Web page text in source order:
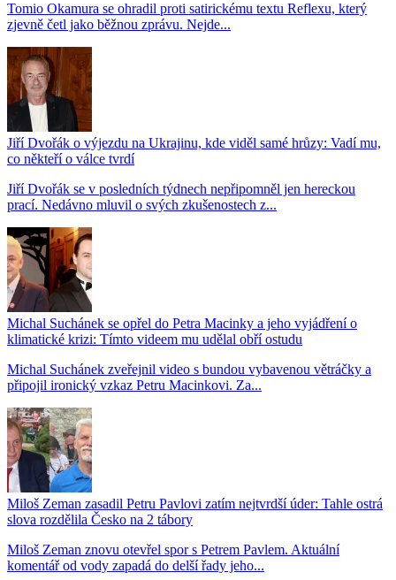
Tomio Okamura se ohradil proti satirickému textu Reflexu, který
zjevně četl jako běžnou zprávu. Nejde...
Jiří Dvořák o výjezdu na Ukrajinu, kde viděl samé hrůzy: Vadí mu,
co někteří o válce tvrdí
Jiří Dvořák se v posledních týdnech nepřipomněl jen hereckou
prací. Nedávno mluvil o svých zkušenostech z...
Michal Suchánek se opřel do Petra Macinky a jeho vyjádření o
klimatické krizi: Tímto videem mu udělal obří ostudu
Michal Suchánek zveřejnil video s bundou vybavenou větráčky a
připojil ironický vzkaz Petru Macinkovi. Za...
Miloš Zeman zasadil Petru Pavlovi zatím nejtvrdší úder: Tahle ostrá
slova rozdělila Česko na 2 tábory
Miloš Zeman znovu otevřel spor s Petrem Pavlem. Aktuální
komentář od vody zapadá do delší řady jeho...